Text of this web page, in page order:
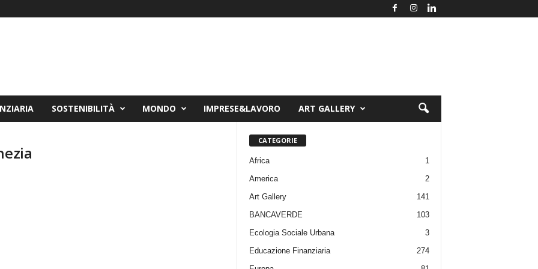
SOSTENIBILITÀ MONDO IMPRESE&LAVORO ART GALLERY
CATEGORIE
Africa
1
America
2
Art Gallery
141
BANCAVERDE
103
Ecologia Sociale Urbana
3
Educazione Finanziaria
274